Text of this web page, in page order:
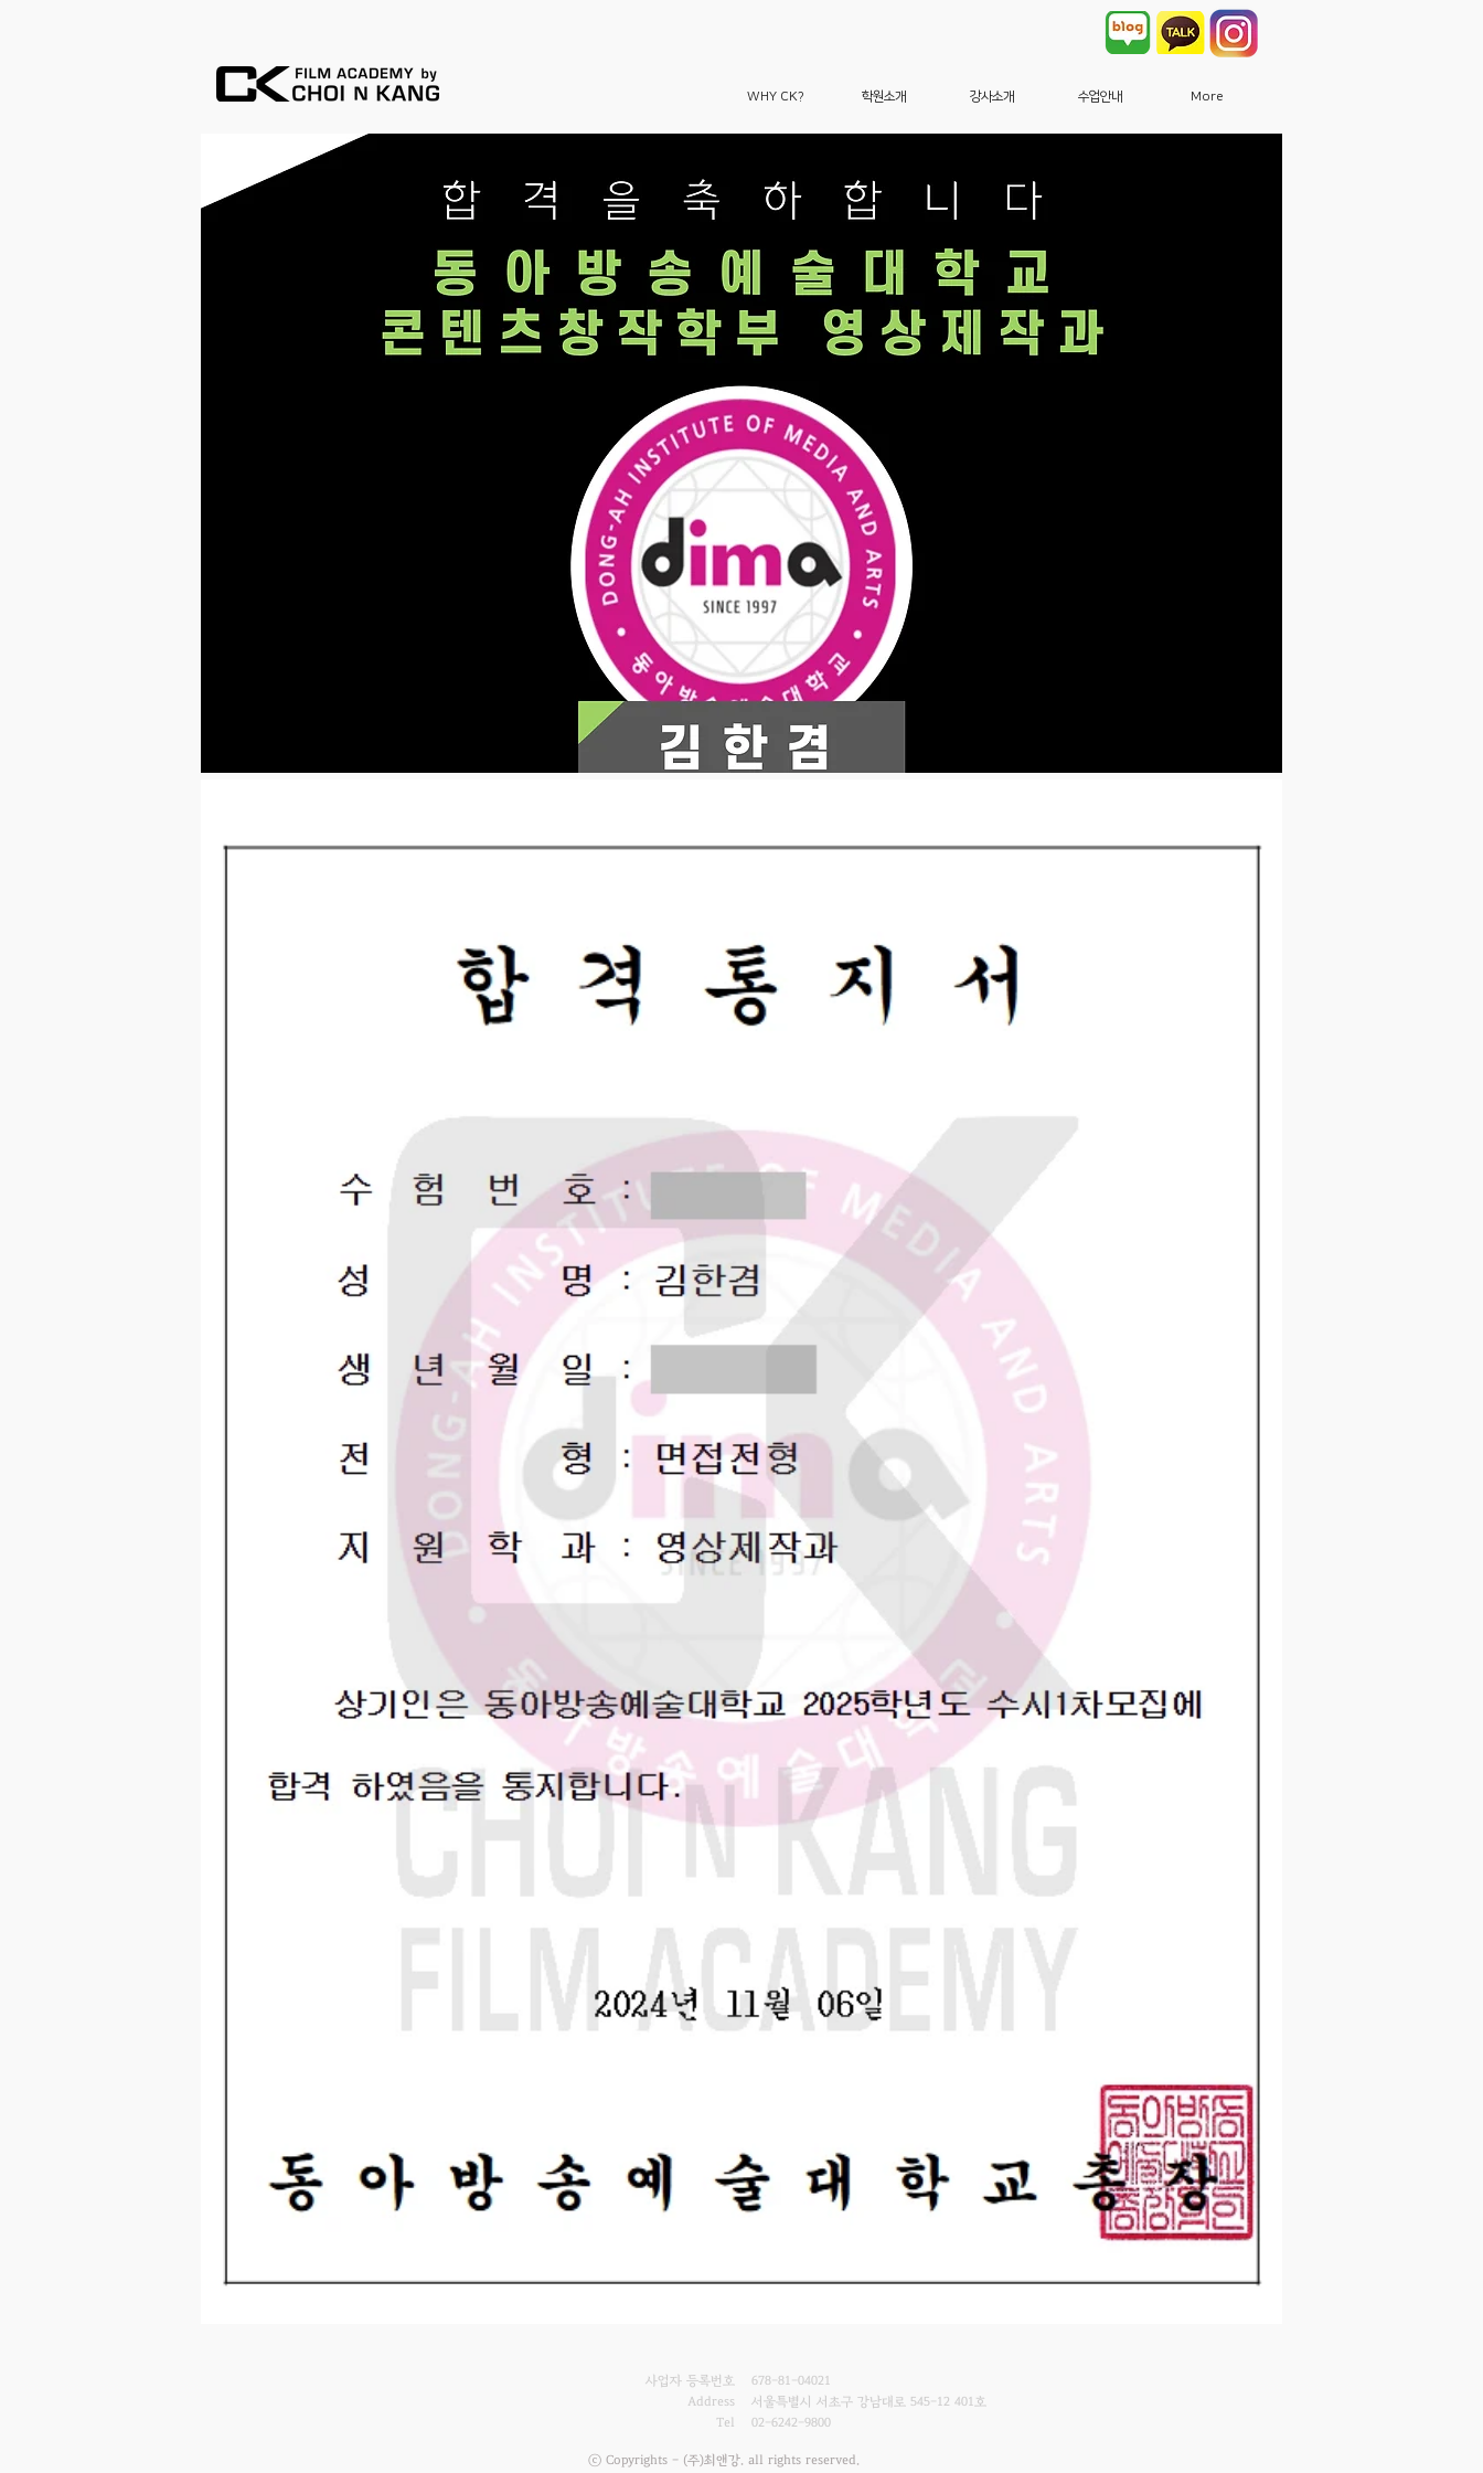
WHY CK? 학원소개 강사소개 수업안내 More
사업자 등록번호
Address
Tel
678-81-04021
서울특별시 서초구 강남대로 545-12 401호
02-6242-9800
ⓒ Copyrights - (주)최앤강. all rights reserved.